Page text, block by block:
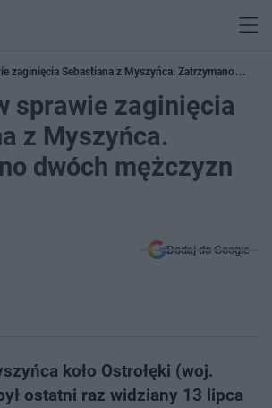
zaginięcia Sebastiana z Myszyńca. Zatrzymano
sprawie zaginięcia
z Myszyńca.
dwóch mężczyzn
Dodaj do Google
koło Ostrołęki (woj.
ostatni raz widziany 13 lipca